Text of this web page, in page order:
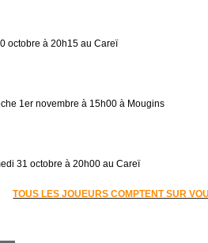
octobre à 20h15 au Careï
1er novembre à 15h00 à Mougins
31 octobre à 20h00 au Careï
TOUS LES JOUEURS COMPTENT SUR